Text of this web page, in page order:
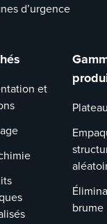
d’urgence
et
brume